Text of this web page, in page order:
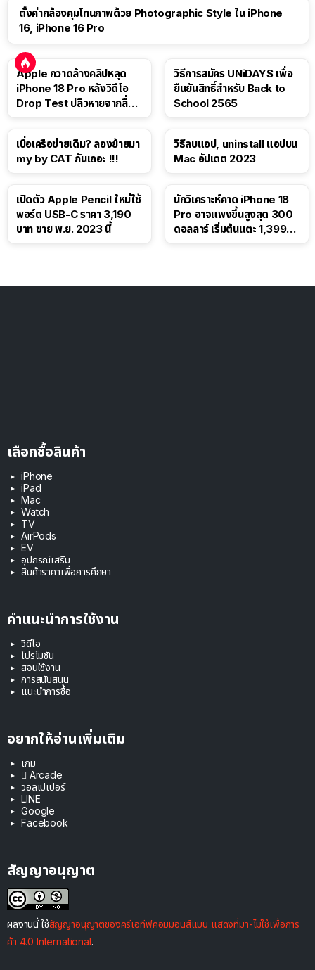
ตั้งค่ากล้องคุมโทนภาพด้วย Photographic Style ใน iPhone
16, iPhone 16 Pro
Apple กวาดล้างคลิปหลุด
iPhone 18 Pro หลังวิดีโอ
Drop Test ปลิวหายจากสื่อ
วิธีการสมัคร UNiDAYS เพื่อ
ยืนยันสิทธิ์สำหรับ Back to
School 2565
เบื่อเครือข่ายเดิม? ลองย้ายมา
my by CAT กันเถอะ !!!
วิธีลบแอป, uninstall แอปบน
Mac อัปเดต 2023
เปิดตัว Apple Pencil ใหม่ใช้
พอร์ต USB-C ราคา 3,190
บาท ขาย พ.ย. 2023 นี้
นักวิเคราะห์คาด iPhone 18
Pro อาจแพงขึ้นสูงสุด 300
ดอลลาร์ เริ่มต้นแตะ 1,399
เลือกซื้อสินค้า
iPhone
iPad
Mac
Watch
TV
AirPods
EV
อุปกรณ์เสริม
สินค้าราคาเพื่อการศึกษา
คำแนะนำการใช้งาน
วิดีโอ
โปรโมชัน
สอนใช้งาน
การสนับสนุน
แนะนำการซื้อ
อยากให้อ่านเพิ่มเติม
เกม
 Arcade
วอลเปเปอร์
LINE
Google
Facebook
สัญญาอนุญาต
ผลงานนี้ ใช้สัญญาอนุญาตของครีเอทีฟคอมมอนส์แบบ แสดงที่มา-ไม่ใช้เพื่อการ
ค้า 4.0 International.